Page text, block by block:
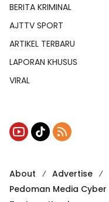
BERITA KRIMINAL
AJTTV SPORT
ARTIKEL TERBARU
LAPORAN KHUSUS
VIRAL
About Advertise
Pedoman Media Cyber